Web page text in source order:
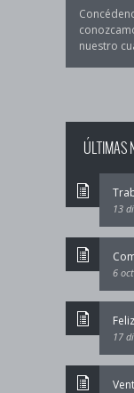
nuestro
ÚLTIMAS
13
6
17